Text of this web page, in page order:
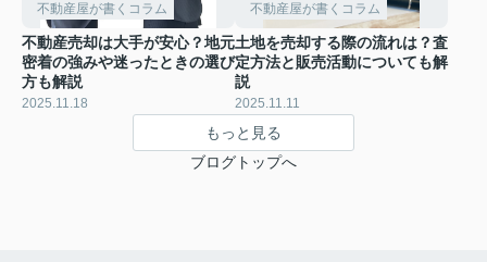
不動産屋が書くコラム
不動産売却は大手が安心？地元
密着の強みや迷ったときの選び
方も解説
2025.11.18
不動産屋が書くコラム
土地を売却する際の流れは？査
定方法と販売活動についても解
説
2025.11.11
もっと見る
ブログトップへ